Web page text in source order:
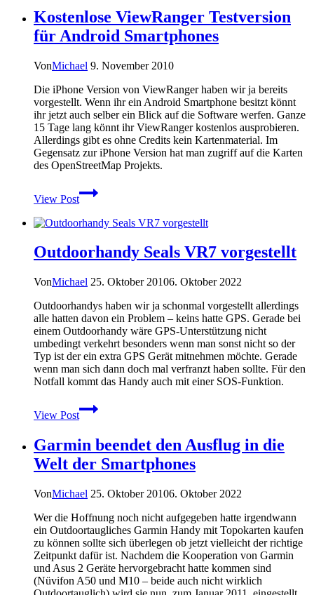
Wandernavigation
für
das
&
Kostenlose ViewRanger Testversion
für Android Smartphones
VonMichael 9. November 2010
Die iPhone Version von ViewRanger haben wir ja bereits
vorgestellt. Wenn ihr ein Android Smartphone besitzt könnt
ihr jetzt auch selber ein Blick auf die Software werfen. Ganze
15 Tage lang könnt ihr ViewRanger kostenlos ausprobieren.
Allerdings gibt es ohne Credits kein Kartenmaterial. Im
Gegensatz zur iPhone Version hat man zugriff auf die Karten
des OpenStreetMap Projekts.
View Post
Kostenlose
ViewRanger
für
Smartphones
Outdoorhandy Seals VR7 vorgestellt
VonMichael 25. Oktober 20106. Oktober 2022
Outdoorhandys haben wir ja schonmal vorgestellt allerdings
alle hatten davon ein Problem – keins hatte GPS. Gerade bei
einem Outdoorhandy wäre GPS-Unterstützung nicht
umbedingt verkehrt besonders wenn man sonst nicht so der
Typ ist der ein extra GPS Gerät mitnehmen möchte. Gerade
wenn man sich dann doch mal verfranzt haben sollte. Für den
Notfall kommt das Handy auch mit einer SOS-Funktion.
View Post
Outdoorhandy
Seals
vorgestellt
Garmin beendet den Ausflug in die
Welt der Smartphones
VonMichael 25. Oktober 20106. Oktober 2022
Wer die Hoffnung noch nicht aufgegeben hatte irgendwann
ein Outdoortaugliches Garmin Handy mit Topokarten kaufen
zu können sollte sich überlegen ob jetzt vielleicht der richtige
Zeitpunkt dafür ist. Nachdem die Kooperation von Garmin
und Asus 2 Geräte hervorgebracht hatte kommen sind
(Nüvifon A50 und M10 – beide auch nicht wirklich